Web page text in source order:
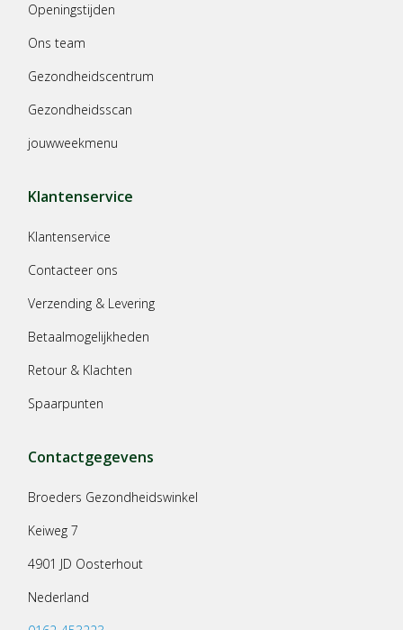
Openingstijden
Ons team
Gezondheidscentrum
Gezondheidsscan
jouwweekmenu
Klantenservice
Klantenservice
Contacteer ons
Verzending & Levering
Betaalmogelijkheden
Retour & Klachten
Spaarpunten
Contactgegevens
Broeders Gezondheidswinkel
Keiweg 7
4901 JD Oosterhout
Nederland